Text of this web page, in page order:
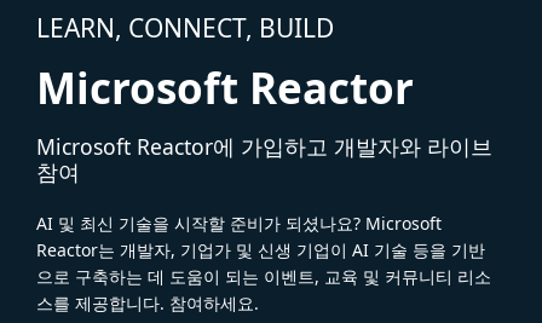
LEARN, CONNECT, BUILD
Microsoft Reactor
Microsoft Reactor에 가입하고 개발자와 라이브
참여
AI 및 최신 기술을 시작할 준비가 되셨나요? Microsoft
Reactor는 개발자, 기업가 및 신생 기업이 AI 기술 등을 기반
으로 구축하는 데 도움이 되는 이벤트, 교육 및 커뮤니티 리소
스를 제공합니다. 참여하세요.